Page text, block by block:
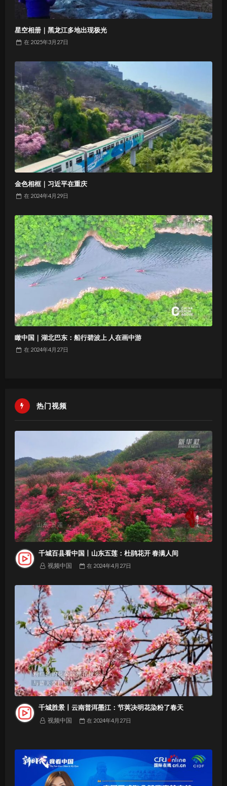
星空相册｜黑龙江多地出现极光
在 2025年3月27日
金色相框｜习近平在重庆
在 2024年4月29日
瞰中国｜湖北巴东：船行碧波上 人在画中游
在 2024年4月27日
热门视频
千城百县看中国丨山东五莲：杜鹃花开 春满人间
视频中国 在 2024年4月27日
千城胜景丨云南普洱墨江：节荚决明花染粉了春天
视频中国 在 2024年4月27日